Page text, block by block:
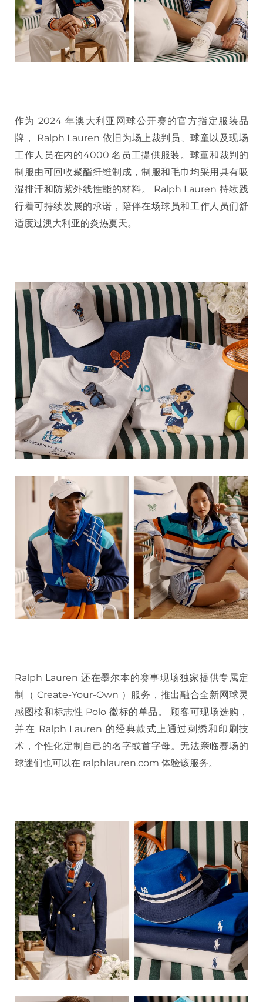
作为 2024 年澳大利亚网球公开赛的官方指定服装品
牌， Ralph Lauren 依旧为场上裁判员、球童以及现场
工作人员在内的4000 名员工提供服装。球童和裁判的
制服由可回收聚酯纤维制成，制服和毛巾均采用具有吸
湿排汗和防紫外线性能的材料。 Ralph Lauren 持续践
行着可持续发展的承诺，陪伴在场球员和工作人员们舒
适度过澳大利亚的炎热夏天。
Ralph Lauren 还在墨尔本的赛事现场独家提供专属定
制（ Create-Your-Own ）服务，推出融合全新网球灵
感图桉和标志性 Polo 徽标的单品。 顾客可现场选购，
并在 Ralph Lauren 的经典款式上通过刺绣和印刷技
术，个性化定制自己的名字或首字母。无法亲临赛场的
球迷们也可以在 ralphlauren.com 体验该服务。